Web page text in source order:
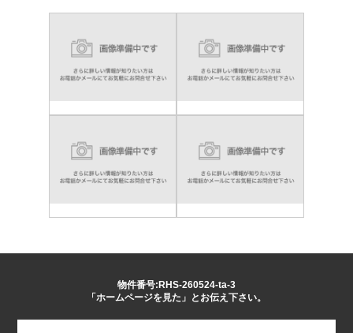
物件番号:RHS-260524-ta-3
「ホームページを見た」とお伝え下さい。